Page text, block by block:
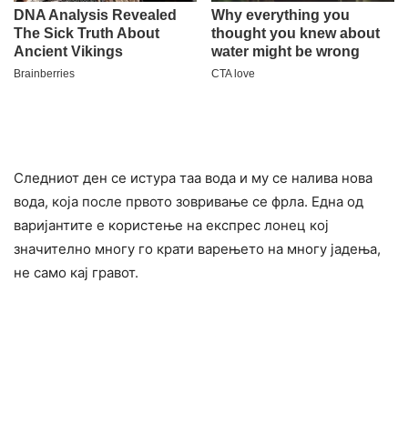
Следниот ден се истура таа вода и му се налива нова
вода, која после првото зовривање се фрла. Една од
варијантите е користење на експрес лонец кој
значително многу го крати варењето на многу јадења,
не само кај гравот.